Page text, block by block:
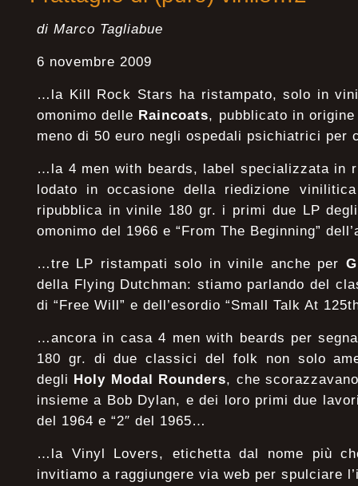
di Marco Tagliabue
6 novembre 2009
…la Kill Rock Stars ha ristampato, solo in
omonimo delle Raincoats, pubblicato in
meno di 50 euro negli ospedali psichiatrici
…la 4 men with beards, label specializzata in
lodato in occasione della riedizione
ripubblica in vinile 180 gr. i primi due LP
omonimo del 1966 e “From The Beginning”
…tre LP ristampati solo in vinile anche per
della Flying Dutchman: stiamo parlando del
di “Free Will” e dell’esordio “Small Talk At
…ancora in casa 4 men with beards per
180 gr. di due classici del folk non solo
degli Holy Modal Rounders, che
insieme a Bob Dylan, e dei loro primi due
del 1964 e “2″ del 1965…
…la Vinyl Lovers, etichetta dal nome più
invitiamo a raggiungere via web per spulciare